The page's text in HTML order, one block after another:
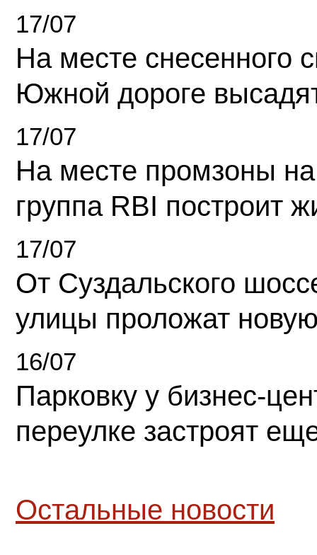
17/07
На месте снесенного
Южной дороге
17/07
На месте промзоны
группа RBI построит
17/07
От Суздальского
улицы проложат
16/07
Парковку у бизнес-
переулке застроят
Остальные новости